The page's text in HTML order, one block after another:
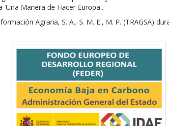
Manera de Hacer Europa'.
Agraria, S. A., S. M. E., M. P. (TRAGSA)